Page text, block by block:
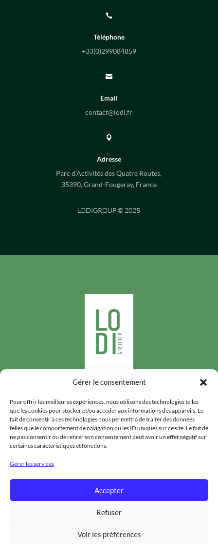
Gérer le consentement
Pour offrir les meilleures expériences, nous utilisons des technologies telles
que les cookies pour stocker et/ou accéder aux informations des appareils. Le
fait de consentir à ces technologies nous permettra de traiter des données
telles que le comportement de navigation ou les ID uniques sur ce site. Le fait de
ne pas consentir ou de retirer son consentement peut avoir un effet négatif sur
certaines caractéristiques et fonctions.
Gérer les services
Accepter
Refuser
Voir les préférences

Téléphone
+33(0)299084859

Email
contact@lodi.fr

Adresse
Parc d’Activités des Quatre Routes,
35390, Grand-Fougeray, France
LODIGROUP © 2025
Suivez-nous
DENRÉES STOCKÉES